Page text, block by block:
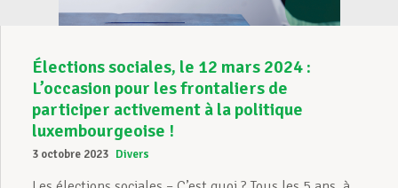
Élections sociales, le 12 mars 2024 :
L’occasion pour les frontaliers de
participer activement à la politique
luxembourgeoise !
3 octobre 2023 Divers